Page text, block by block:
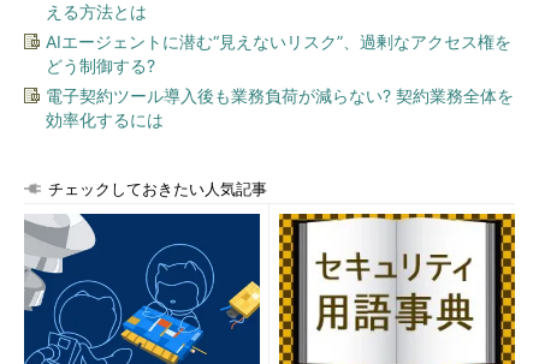
他にもV3.1では、アプリケーションインターフェースの拡充や
セキュリティ機能の強化が見られます。これまでインターフェー
スとしては基本的にJavaのODBCドライバでしたが、C言語用
ODBCドライバ、COBOL専用ドライバが追加されています。
は監査証跡や不正アクセス検知への要望が高かったことから、
IBM InfoSphere Guardiumとの連携を実現させています、
Guardiumユーザーであれば透過的に管理できます。
InfiniDBはどのように高速さを追及しているか？
える方法とは
AIエージェントに潜む“見えないリスク”、過剰なアクセス権を
どう制御する?
電子契約ツール導入後も業務負荷が減らない? 契約業務全体を
効率化するには
チェックしておきたい人気記事